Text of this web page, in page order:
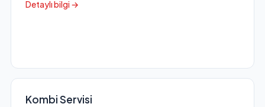
Detaylı bilgi →
Kombi Servisi